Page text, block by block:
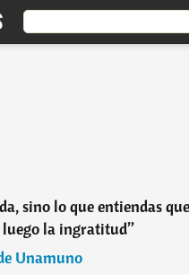
sino lo que entiendas que
luego la ingratitud”
Unamuno